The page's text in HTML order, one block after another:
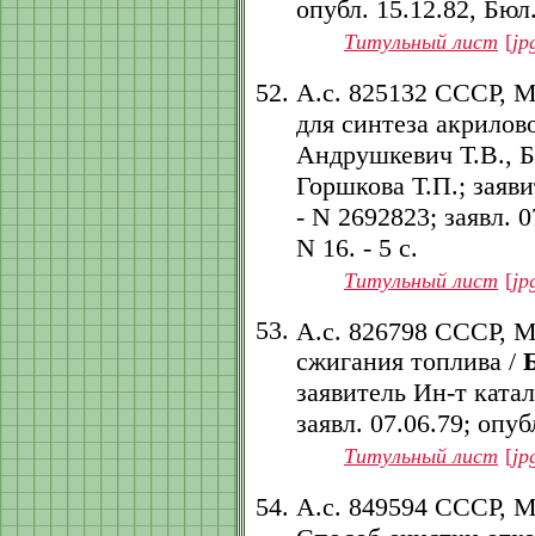
опубл. 15.12.82,
Титульный лист [
А.с. 825132 СССР,
для синтеза
Андрушкевич Т.В.,
Горшкова Т.П.;
- N 2692823; заявл.
N 16. - 5 с.
Титульный лист [
А.с. 826798 СССР,
сжигания топлива /
заявитель Ин-т
заявл. 07.06.79;
Титульный лист [
А.с. 849594 СССР,